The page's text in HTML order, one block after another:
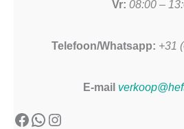
Vr: 08:00 –
Telefoon/Whatsapp: +31
E-mail
Facebook
WhatsApp
Instagram